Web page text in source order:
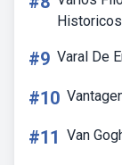
Historicos
#9 Varal De
#10
#11 Van